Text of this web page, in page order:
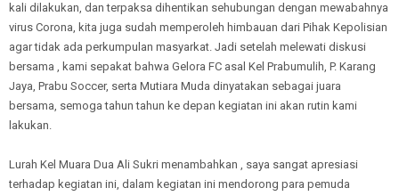
kali dilakukan, dan terpaksa dihentikan sehubungan dengan mewabahnya
virus Corona, kita juga sudah memperoleh himbauan dari Pihak Kepolisian
agar tidak ada perkumpulan masyarkat. Jadi setelah melewati diskusi
bersama , kami sepakat bahwa Gelora FC asal Kel Prabumulih, P. Karang
Jaya, Prabu Soccer, serta Mutiara Muda dinyatakan sebagai juara
bersama, semoga tahun tahun ke depan kegiatan ini akan rutin kami
lakukan.
Lurah Kel Muara Dua Ali Sukri menambahkan , saya sangat apresiasi
terhadap kegiatan ini, dalam kegiatan ini mendorong para pemuda